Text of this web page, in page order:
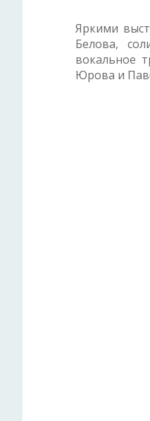
Яркими
Белова,
вокальное
Юрова и